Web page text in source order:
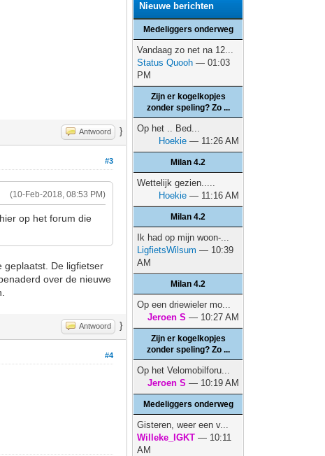
Antwoord }
#3
(10-Feb-2018, 08:53 PM)
op het forum die
geplaatst. De ligfietser
over de nieuwe
Antwoord }
#4
Nieuwe berichten
Medeliggers onderweg
Vandaag zo net na 12...
Status Quooh — 01:03
PM
Zijn er kogelkopjes
zonder speling? Zo ...
Op het .. Bed...
Hoekie — 11:26 AM
Milan 4.2
Wettelijk gezien.....
Hoekie — 11:16 AM
Milan 4.2
Ik had op mijn woon-...
LigfietsWilsum — 10:39
AM
Milan 4.2
Op een driewieler mo...
Jeroen S — 10:27 AM
Zijn er kogelkopjes
zonder speling? Zo ...
Op het Velomobilforu...
Jeroen S — 10:19 AM
Medeliggers onderweg
Gisteren, weer een v...
Willeke_IGKT — 10:11
AM